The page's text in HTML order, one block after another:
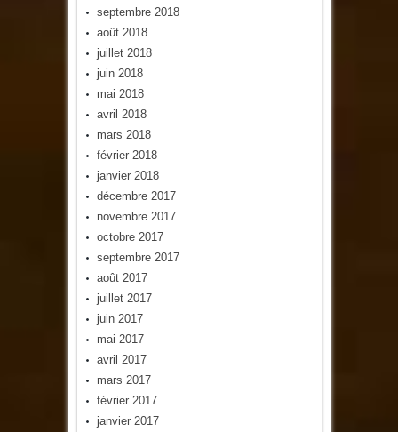
septembre 2018
août 2018
juillet 2018
juin 2018
mai 2018
avril 2018
mars 2018
février 2018
janvier 2018
décembre 2017
novembre 2017
octobre 2017
septembre 2017
août 2017
juillet 2017
juin 2017
mai 2017
avril 2017
mars 2017
février 2017
janvier 2017